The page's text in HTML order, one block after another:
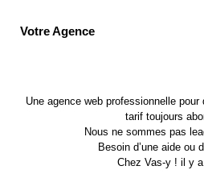
Votre Agence
Une agence web professionnelle
tarif toujours
Nous ne sommes pas
Besoin d’une aide ou
Chez Vas-y ! il y